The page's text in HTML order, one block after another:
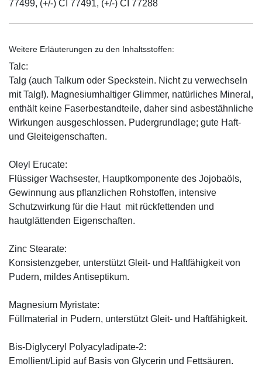
77499, (+/-) CI 77491, (+/-) CI 77288
Weitere Erläuterungen zu den Inhaltsstoffen:
Talc:
Talg (auch Talkum oder Speckstein. Nicht zu verwechseln
mit Talg!). Magnesiumhaltiger Glimmer, natürliches Mineral,
enthält keine Faserbestandteile, daher sind asbestähnliche
Wirkungen ausgeschlossen. Pudergrundlage; gute Haft-
und Gleiteigenschaften.
Oleyl Erucate:
Flüssiger Wachsester, Hauptkomponente des Jojobaöls,
Gewinnung aus pflanzlichen Rohstoffen, intensive
Schutzwirkung für die Haut mit rückfettenden und
hautglättenden Eigenschaften.
Zinc Stearate:
Konsistenzgeber, unterstützt Gleit- und Haftfähigkeit von
Pudern, mildes Antiseptikum.
Magnesium Myristate:
Füllmaterial in Pudern, unterstützt Gleit- und Haftfähigkeit.
Bis-Diglyceryl Polyacyladipate-2:
Emollient/Lipid auf Basis von Glycerin und Fettsäuren.